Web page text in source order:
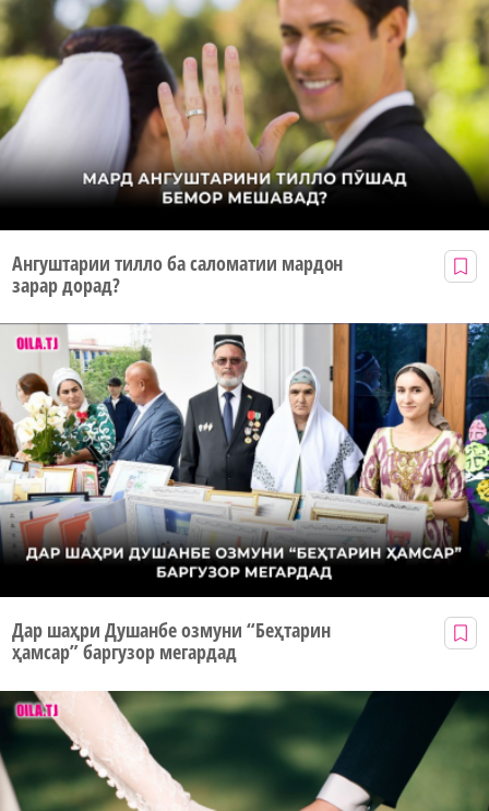
Ангуштарии тилло ба саломатии мардон
зарар дорад?
Дар шаҳри Душанбе озмуни “Беҳтарин
ҳамсар” баргузор мегардад